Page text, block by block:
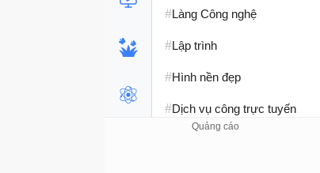
#Làng Công nghệ
#Lập trình
#Hình nền đẹp
#Dịch vụ công trực tuyến